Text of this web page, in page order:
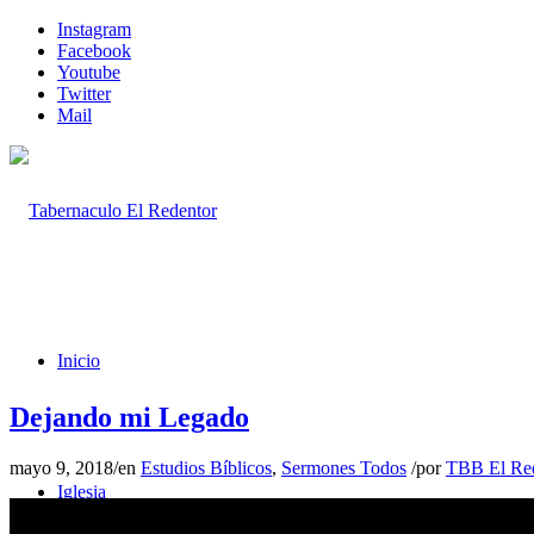
Instagram
Facebook
Youtube
Twitter
Mail
Inicio
Iglesia
Dejando mi Legado
mayo 9, 2018/en Estudios Bíblicos, Sermones Todos /porTBB El